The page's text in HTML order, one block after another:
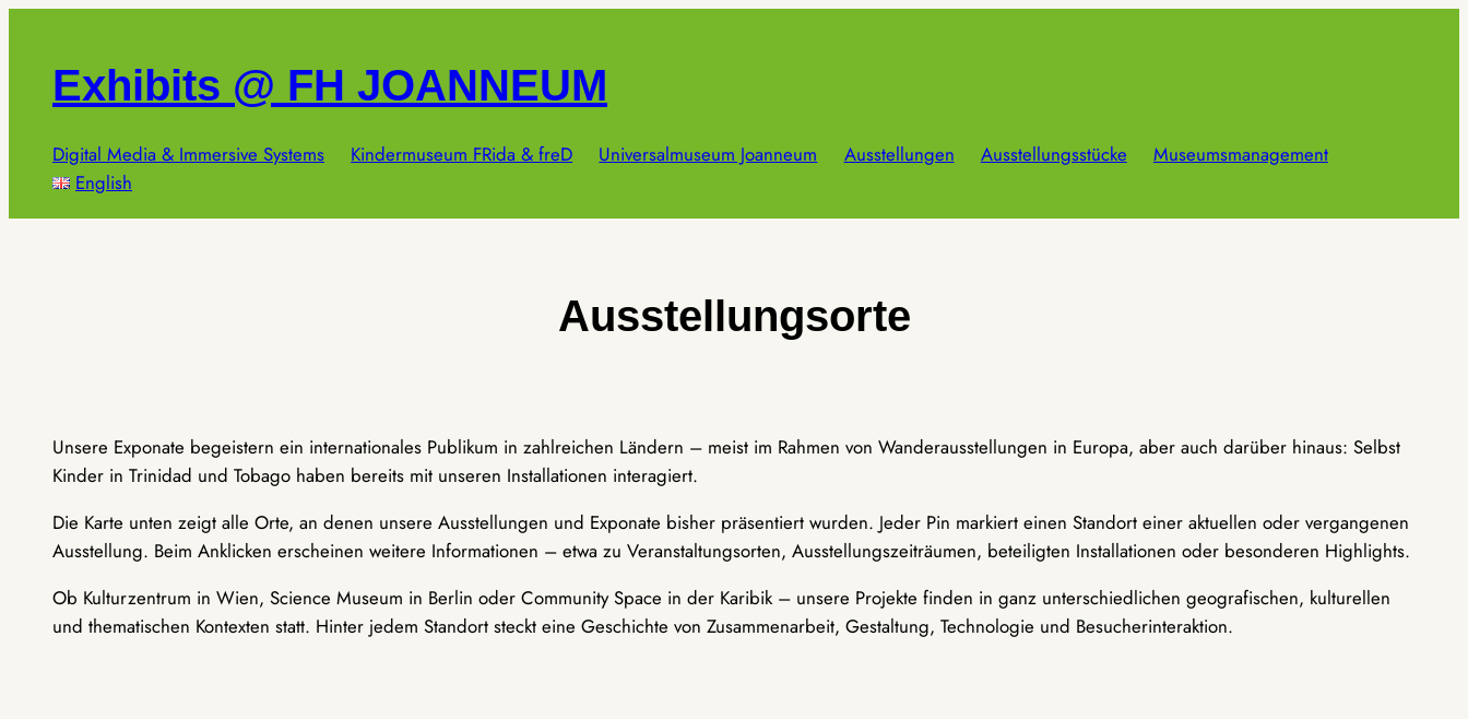
springenExhibits @ FH JOANNEUM
Digital Media & Immersive Systems Kindermuseum FRida & freD Universalmuseum Joanneum Ausstellungen Ausstellungsstücke
Museumsmanagement
English
Ausstellungsorte
Unsere Exponate begeistern ein internationales Publikum in zahlreichen Ländern – meist im Rahmen von Wanderausstellungen in Europa, aber auch darüber hinaus: Selbst
Kinder in Trinidad und Tobago haben bereits mit unseren Installationen interagiert.
Die Karte unten zeigt alle Orte, an denen unsere Ausstellungen und Exponate bisher präsentiert wurden. Jeder Pin markiert einen Standort einer aktuellen oder vergangenen
Ausstellung. Beim Anklicken erscheinen weitere Informationen – etwa zu Veranstaltungsorten, Ausstellungszeiträumen, beteiligten Installationen oder besonderen Highlights.
Ob Kulturzentrum in Wien, Science Museum in Berlin oder Community Space in der Karibik – unsere Projekte finden in ganz unterschiedlichen geografischen, kulturellen
und thematischen Kontexten statt. Hinter jedem Standort steckt eine Geschichte von Zusammenarbeit, Gestaltung, Technologie und Besucherinteraktion.